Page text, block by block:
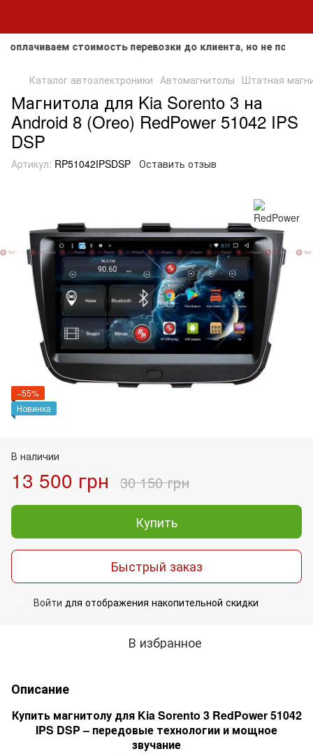
стоимость перевозки до клиента, но не
Каталог автоэлектроники Автомагнитолы Штатная
Магнитола для Kia Sorento 3 на
Android 8 (Oreo) RedPower 51042 IPS
DSP
Артикул: RP51042IPSDSP Оставить отзыв
−55%
Новинка
В наличии
13 500 грн 30 150 грн
Купить
Быстрый заказ
Войти для отображения накопительной скидки
В избранное
Описание
Купить магнитолу для Kia Sorento 3 RedPower 51042
IPS DSP – передовые технологии и мощное
звучание